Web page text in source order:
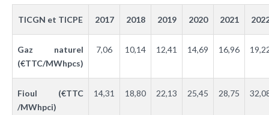
TICGN et TICPE 2017 2018 2019 2020 2021
Gaz naturel
(€TTC/MWhpcs)
7,06 10,14 12,41 14,69 16,96
Fioul (€TTC
/MWhpci)
14,31 18,80 22,13 25,45 28,75